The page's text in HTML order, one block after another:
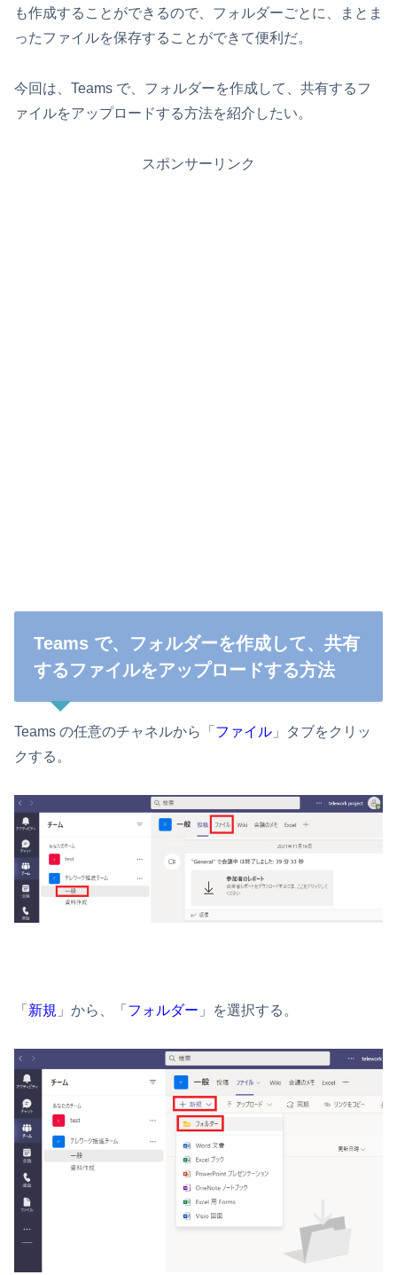
も作成することができるので、フォルダーごとに、まとま
ったファイルを保存することができて便利だ。
今回は、Teams で、フォルダーを作成して、共有するフ
ァイルをアップロードする方法を紹介したい。
スポンサーリンク
Teams で、フォルダーを作成して、共有
するファイルをアップロードする方法
Teams の任意のチャネルから「 ファイル 」タブをクリッ
クする。
「 新規 」から、「 フォルダー 」を選択する。